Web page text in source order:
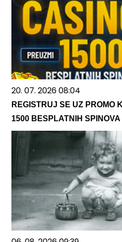
20. 07. 2026 08:04
REGISTRUJ SE UZ PROMO
1500 BESPLATNIH SPINOVA